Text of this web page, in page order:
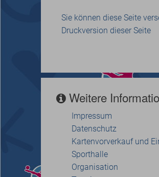
Sie können diese Seite
Druckversion dieser Seite
Weitere
Impressum
Datenschutz
Kartenvorverkauf und
Sporthalle
Organisation